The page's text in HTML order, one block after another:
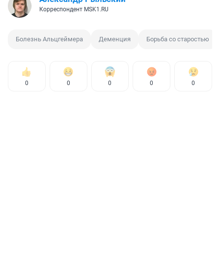
Корреспондент MSK1.RU
Болезнь Альцгеймера Деменция Борьба со старостью
0 0 0 0 0